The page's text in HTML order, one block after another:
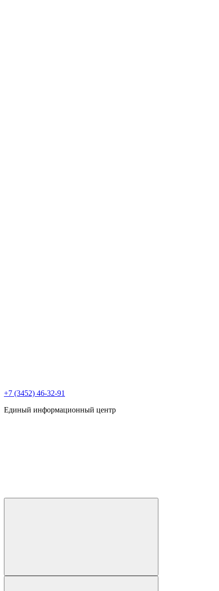
+7 (3452) 46-32-91
Единый информационный центр